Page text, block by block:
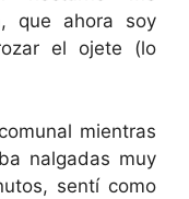
que ahora soy
el ojete (lo
mientras
nalgadas muy
sentí como